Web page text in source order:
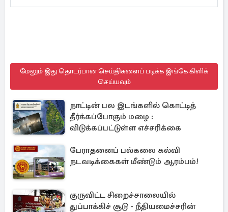
மேலும் இது தொடர்பான செய்திகளைப் படிக்க இங்கே கிளிக்
செய்யவும்
நாட்டின் பல இடங்களில் கொட்டித்
தீர்க்கப்போகும் மழை :
விடுக்கப்பட்டுள்ள எச்சரிக்கை
பேராதனைப் பல்கலை கல்வி
நடவடிக்கைகள் மீண்டும் ஆரம்பம்!
குருவிட்ட சிறைச்சாலையில்
துப்பாக்கிச் சூடு - நீதியமைச்சரின்